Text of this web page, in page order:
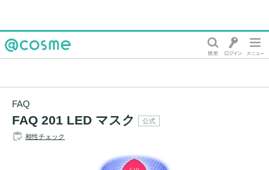
FAQ
FAQ 201 LED マスク 公式
相性チェック